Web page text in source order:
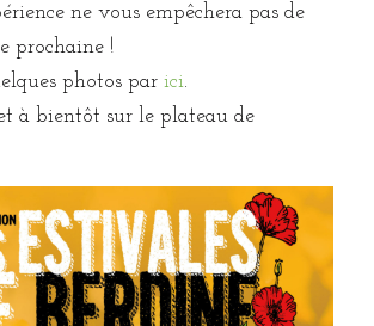
ne vous empêchera pas de
prochaine !
photos par ici.
à bientôt sur le plateau de